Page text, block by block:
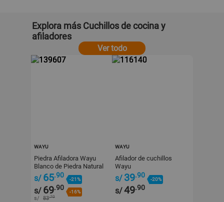
Explora más Cuchillos de cocina y
afiladores
Ver todo
WAYU
Piedra Afiladora Wayu
Blanco de Piedra Natural
s/ 65.90
-21%
s/ 69.90
-16%
s/ 83.70
WAYU
Afilador de cuchillos
Wayu
s/ 39.90
-20%
s/49.90